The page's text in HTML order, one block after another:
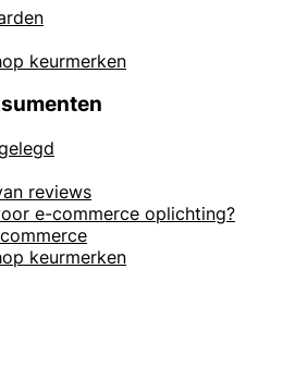
keurmerken
reviews
e-commerce oplichting?
keurmerken